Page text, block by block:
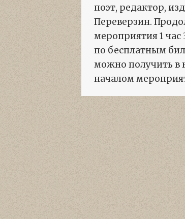
поэт, редактор,
Переверзин.
мероприятия 1 час
по бесплатным
можно получить в
началом